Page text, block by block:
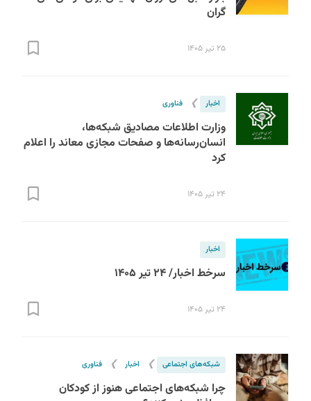
گران
۲۵ تیر ۱۴۰۵
اخبار ❯ فناوری
وزارت اطلاعات مصادیق شبکه‌ها،
انسان‌رسانه‌ها و صفحات مجازی معاند را اعلام
کرد
۲۴ تیر ۱۴۰۵
اخبار
سرخط اخبار/ ۲۴ تیر ۱۴۰۵
۲۴ تیر ۱۴۰۵
شبکه‌های اجتماعی ❯ اخبار ❯ فناوری
چرا شبکه‌های اجتماعی هنوز از کودکان